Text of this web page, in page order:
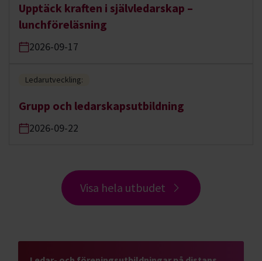
Upptäck kraften i självledarskap –
lunchföreläsning
2026-09-17
Ledarutveckling:
Grupp och ledarskapsutbildning
2026-09-22
Visa hela utbudet